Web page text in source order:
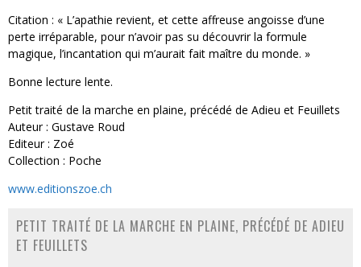
Citation : « L’apathie revient, et cette affreuse angoisse d’une
perte irréparable, pour n’avoir pas su découvrir la formule
magique, l’incantation qui m’aurait fait maître du monde. »
Bonne lecture lente.
Petit traité de la marche en plaine, précédé de Adieu et Feuillets
Auteur : Gustave Roud
Editeur : Zoé
Collection : Poche
www.editionszoe.ch
PETIT TRAITÉ DE LA MARCHE EN PLAINE, PRÉCÉDÉ DE ADIEU
ET FEUILLETS